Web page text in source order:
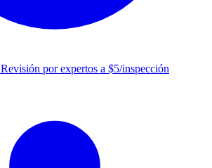
Revisión por expertos a $5/inspección